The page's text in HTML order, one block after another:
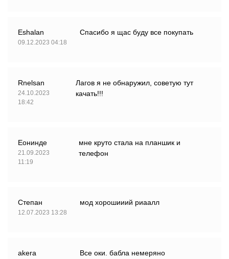
Eshalan
09.12.2023 04:18
Спасибо я щас буду все покупать
Rnelsan
24.10.2023
18:42
Лагов я не обнаружил, советую тут
качать!!!
Еонинде
21.09.2023
11:19
мне круто стала на планшик и
телефон
Степан
12.07.2023 13:28
мод хорошииий риаалл
akera Все оки. бабла немеряно